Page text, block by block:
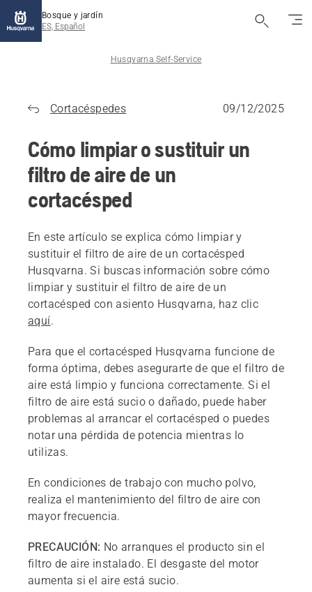
Bosque y jardín
ES, Español
Husqvarna Self-Service
Cortacéspedes 09/12/2025
Cómo limpiar o sustituir un
filtro de aire de un
cortacésped
En este artículo se explica cómo limpiar y
sustituir el filtro de aire de un cortacésped
Husqvarna. Si buscas información sobre cómo
limpiar y sustituir el filtro de aire de un
cortacésped con asiento Husqvarna, haz clic
aquí.
Para que el cortacésped Husqvarna funcione de
forma óptima, debes asegurarte de que el filtro de
aire está limpio y funciona correctamente. Si el
filtro de aire está sucio o dañado, puede haber
problemas al arrancar el cortacésped o puedes
notar una pérdida de potencia mientras lo
utilizas.
En condiciones de trabajo con mucho polvo,
realiza el mantenimiento del filtro de aire con
mayor frecuencia.
PRECAUCIÓN: No arranques el producto sin el
filtro de aire instalado. El desgaste del motor
aumenta si el aire está sucio.